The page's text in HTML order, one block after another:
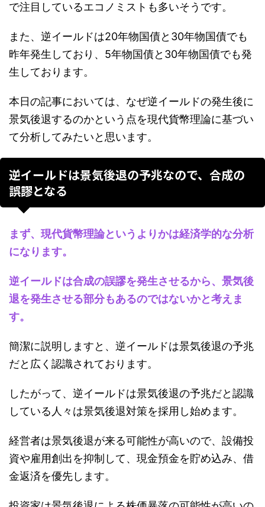
で注目しているエコノミストも多いそうです。
また、逆イールドは20年物国債と30年物国債でも
昨年発生しており、5年物国債と30年物国債でも発
生しております。
本日の記事においては、なぜ逆イールドの発生後に
景気後退するのかという点を現代貨幣理論に基づい
て分析してみたいと思います。
逆イールドは景気後退の予兆なので、合成の
誤謬となる
まず、現代貨幣理論というよりかは経済学的な分析
になります。
逆イールドは合成の誤謬を発生させるから、景気後
退を発生させる部分もあるのではないかと考えま
す。
簡潔に説明しますと、逆イールドは景気後退の予兆
だと広く認識されております。
したがって、逆イールドは景気後退の予兆だと認識
している人々は景気後退対策を採用し始めます。
経営者は景気後退が来る可能性が高いので、設備投
資や雇用創出を抑制して、現金預金を貯め込み、借
金返済を優先します。